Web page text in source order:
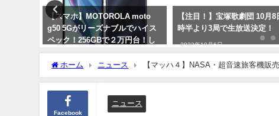
のが良い！
【注目！】宝塚歌劇団 10月8日13
時半より3局で生放送決定！
2023年10月6日
【訳あり品（割れ・不揃
それでもお得！北海道
タテ貝柱1kg！送料無
ホーム ニュース 【マッハ４】NASA・超音速旅客機販
Facebook
ニュース